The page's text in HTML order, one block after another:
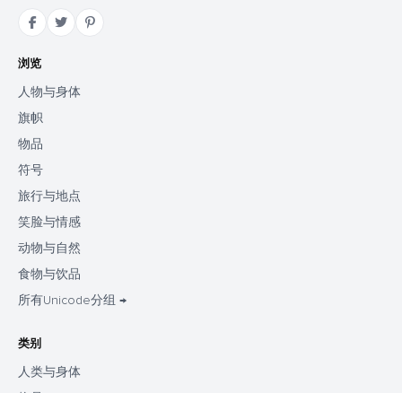
浏览
人物与身体
旗帜
物品
符号
旅行与地点
笑脸与情感
动物与自然
食物与饮品
所有Unicode分组 →
类别
人类与身体